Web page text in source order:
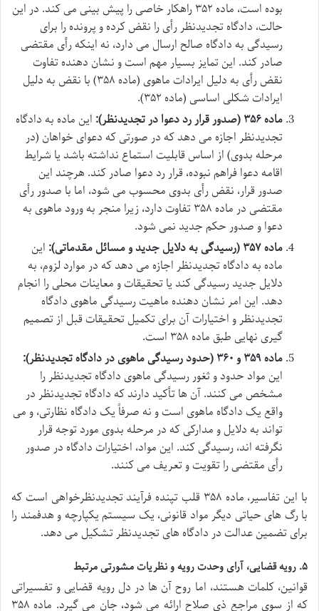
بوده است، ماده ۳۵۲ راهکار خاصی را پیش بینی می کند. در این
حالت، دادگاه تجدیدنظر رأی را نقض کرده و پرونده را برای
رسیدگی به دادگاه صالح ارسال می دارد، نه اینکه رأی مقتضی
صادر کند. این تمایز بسیار مهم است و نشان دهنده تفاوت
نقض رأی به دلیل ایرادات ماهوی (ماده ۳۵۸) با نقض به دلیل
ایرادات شکلی اساسی (ماده ۳۵۲).
ماده ۳۵۶ (صدور قرار رد دعوا در تجدیدنظر):
این ماده به دادگاه
تجدیدنظر اجازه می دهد که در صورتی که دعوای خواهان (در
مرحله بدوی) از اساس قابلیت استماع نداشته باشد یا شرایط
اقامه دعوا فراهم نبوده، قرار رد دعوا صادر کند. هرچند این
صدور قرار، نقض رأی بدوی محسوب می شود، اما با صدور رأی
مقتضی در ماده ۳۵۸ تفاوت دارد، زیرا منجر به ورود ماهوی به
دعوا و صدور حکم جدید نمی شود.
ماده ۳۵۷ (رسیدگی به دلایل جدید و مسائل مقدماتی):
این
ماده به دادگاه تجدیدنظر اجازه می دهد که در موارد لزوم، به
دلایل جدید رسیدگی کند یا تحقیقات و معاینات محلی را انجام
دهد. این امر نشان دهنده ماهیت رسیدگی ماهوی دادگاه
تجدیدنظر و اختیارات آن برای تکمیل تحقیقات قبل از تصمیم
گیری نهایی طبق ماده ۳۵۸ است.
ماده ۳۵۹ و ۳۶۰ (حدود رسیدگی ماهوی در دادگاه تجدیدنظر):
این مواد حدود و ثغور رسیدگی ماهوی دادگاه تجدیدنظر را
مشخص می کنند. آن ها تأکید دارند که دادگاه تجدیدنظر در
واقع یک دادگاه ماهوی است و نه صرفاً یک دادگاه نظارتی، و می
تواند به دلایل و مدارکی که در مرحله بدوی مورد توجه قرار
نگرفته اند، رسیدگی کند. این مواد، اختیارات دادگاه در صدور
رأی مقتضی را تقویت و تعریف می کنند.
با این تفاسیر، ماده ۳۵۸ قلب تپنده فرآیند تجدیدنظرخواهی است که
با رگ های حیاتی دیگر مواد قانونی، یک سیستم یکپارچه و هدفمند را
برای تضمین عدالت در دادگاه های تجدیدنظر تشکیل می دهد.
۵. رویه قضایی، آرای وحدت رویه و نظریات مشورتی مرتبط
قوانین، کلمات هستند، اما روح آن ها در دل رویه قضایی و تفسیراتی
که از سوی مراجع ذی صلاح ارائه می شود، جان می گیرد. ماده ۳۵۸